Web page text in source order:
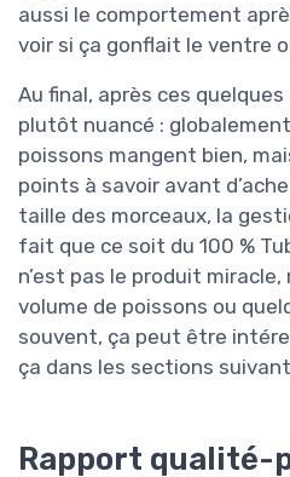
aussi le comportement
voir si ça gonflait le ventre
Au final, après ces
plutôt nuancé : globalement
poissons mangent bien,
points à savoir avant
taille des morceaux, la
fait que ce soit du 100 %
n’est pas le produit miracle,
volume de poissons ou
souvent, ça peut être
ça dans les sections
Rapport qualité-